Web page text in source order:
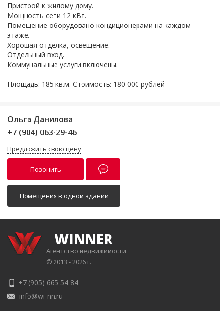
Пристрой к жилому дому.
Мощность сети 12 кВт.
Помещение оборудовано кондиционерами на каждом
этаже.
Хорошая отделка, освещение.
Отдельный вход.
Коммунальные услуги включены.
Площадь: 185 кв.м. Стоимость: 180 000 рублей.
Ольга Данилова
+7 (904) 063-29-46
Предложить свою цену
Позонить
Помещения в одном здании
WINNER
Агентство недвижимости
© 2013 - 2026 г.
+7 (905) 665 54 84
info@wi-nn.ru